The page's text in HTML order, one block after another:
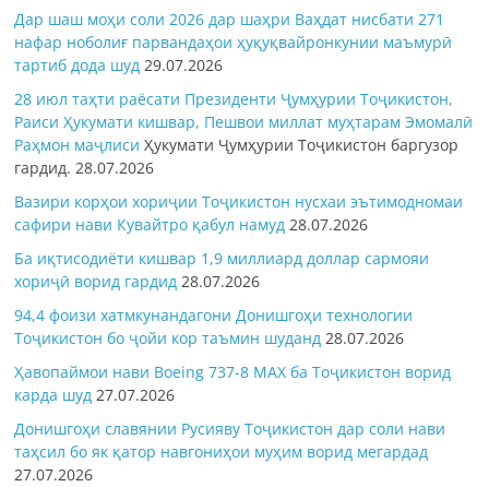
Дар шаш моҳи соли 2026 дар шаҳри Ваҳдат нисбати 271
нафар ноболиғ парвандаҳои ҳуқуқвайронкунии маъмурӣ
тартиб дода шуд 29.07.2026
28 июл таҳти раёсати Президенти Ҷумҳурии Тоҷикистон,
Раиси Ҳукумати кишвар, Пешвои миллат муҳтарам Эмомалӣ
Раҳмон маҷлисиҲукумати Ҷумҳурии Тоҷикистон баргузор
гардид.28.07.2026
Вазири корҳои хориҷии Тоҷикистон нусхаи эътимодномаи
сафири нави Кувайтро қабул намуд 28.07.2026
Ба иқтисодиёти кишвар 1,9 миллиард доллар сармояи
хориҷӣ ворид гардид 28.07.2026
94,4 фоизи хатмкунандагони Донишгоҳи технологии
Тоҷикистон бо ҷойи кор таъмин шуданд 28.07.2026
Ҳавопаймои нави Boeing 737-8 MAX ба Тоҷикистон ворид
карда шуд 27.07.2026
Донишгоҳи славянии Русияву Тоҷикистон дар соли нави
таҳсил бо як қатор навгониҳои муҳим ворид мегардад
27.07.2026